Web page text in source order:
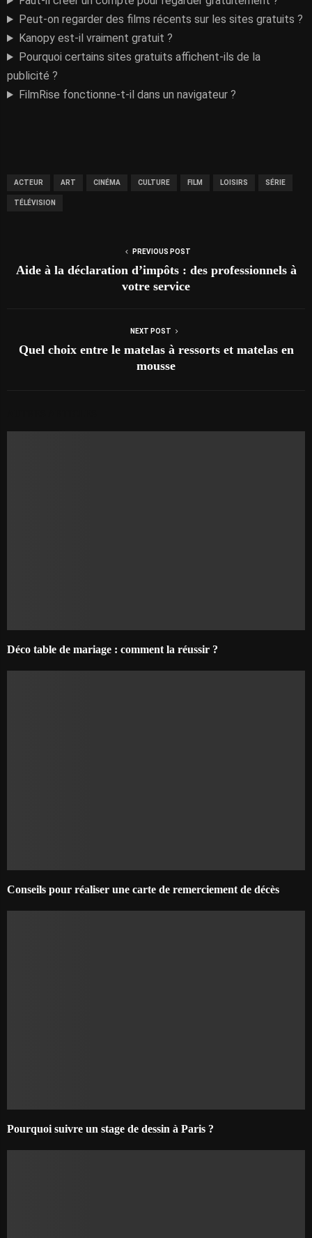
Peut-on regarder des films récents sur les sites gratuits ?
Kanopy est-il vraiment gratuit ?
Pourquoi certains sites gratuits affichent-ils de la
publicité ?
FilmRise fonctionne-t-il dans un navigateur ?
ACTEUR ART CINÉMA CULTURE FILM LOISIRS SÉRIE
TÉLÉVISION
PREVIOUS POST
Aide à la déclaration d’impôts : des professionnels à
votre service
NEXT POST
Quel choix entre le matelas à ressorts et matelas en
mousse
Déco table de mariage : comment la réussir ?
Conseils pour réaliser une carte de remerciement de décès
Pourquoi suivre un stage de dessin à Paris ?